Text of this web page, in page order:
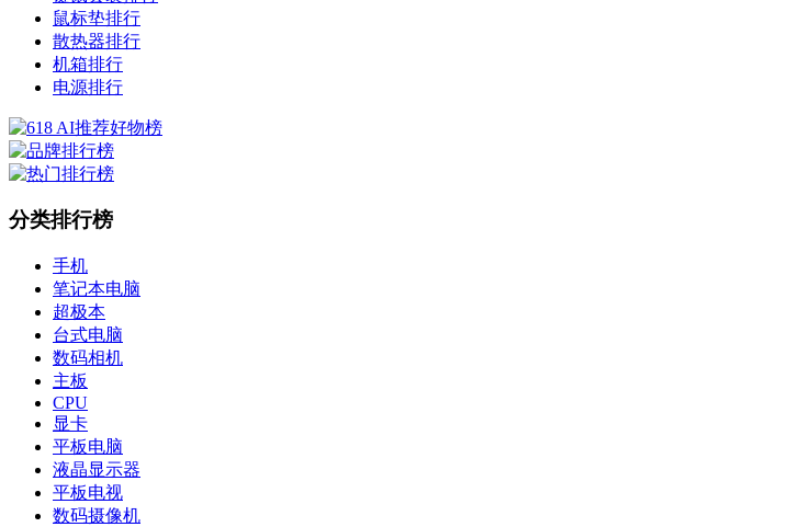
鼠标垫排行
散热器排行
机箱排行
电源排行
分类排行榜
手机
笔记本电脑
超极本
台式电脑
数码相机
主板
CPU
显卡
平板电脑
液晶显示器
平板电视
数码摄像机